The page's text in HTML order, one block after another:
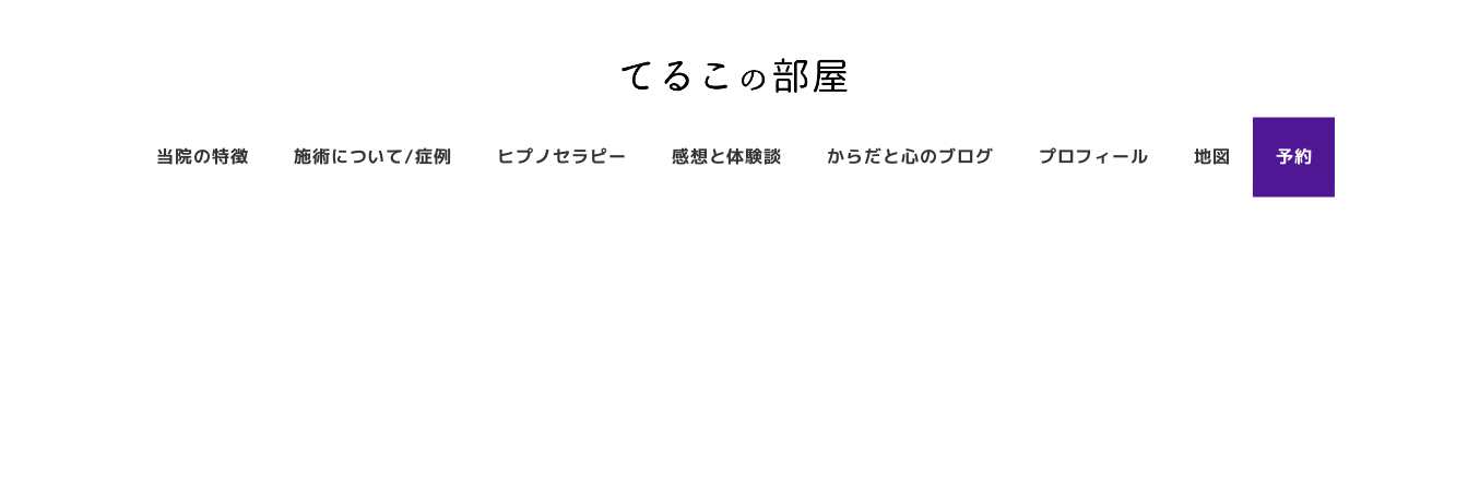
当院の特徴 施術について/症例 ヒプノセラピー 感想と体験談 からだと心のブログ プロフィール 地図 予約